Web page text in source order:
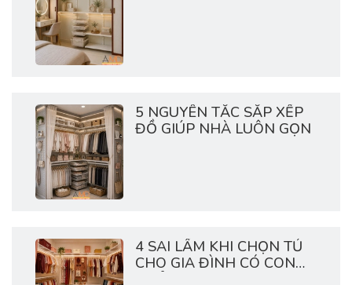
5 NGUYÊN TẮC SẮP XẾP
ĐỒ GIÚP NHÀ LUÔN GỌN
4 SAI LẦM KHI CHỌN TỦ
CHO GIA ĐÌNH CÓ CON